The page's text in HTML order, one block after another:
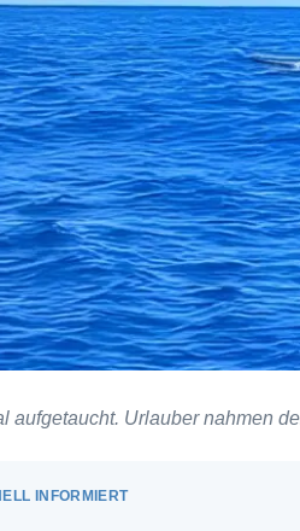
aufgetaucht. Urlauber nahmen